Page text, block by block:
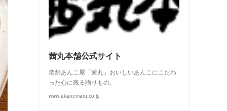
3)
2)
茜丸本舗公式サイト
老舗あんこ屋「茜丸」おいしいあんこにこだわ
った心に残る贈りもの。
www.akanemaru.co.jp